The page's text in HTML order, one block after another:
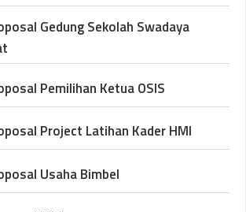
Gedung Sekolah Swadaya
Pemilihan Ketua OSIS
Project Latihan Kader HMI
Usaha Bimbel